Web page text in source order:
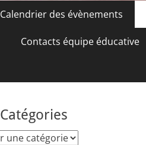
Calendrier des évènements
Contacts équipe éducative
Catégories